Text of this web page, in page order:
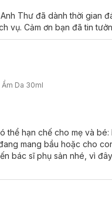
Thư đã dành thời
vụ. Cảm ơn bạn đã tin
Da 30ml
thể hạn chế cho mẹ và
mang bầu hoặc cho
bác sĩ phụ sản nhé, vì